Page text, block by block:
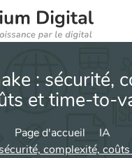
: sécurité,
et time-to-
Page d'accueil
IA
complexité,